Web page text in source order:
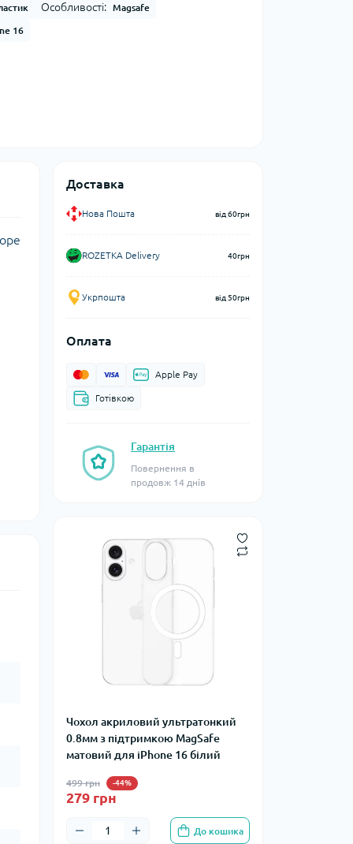
Особливості: Magsafe
16
Доставка
Нова Пошта від 60грн
ROZETKA Delivery 40грн
Укрпошта від 50грн
Оплата
Apple Pay
Готівкою
Гарантія
Повернення в
продовж 14 днів
Чохол акриловий ультратонкий
0.8мм з підтримкою MagSafe
матовий для iPhone 16 білий
499 грн -44%
279 грн
До кошика